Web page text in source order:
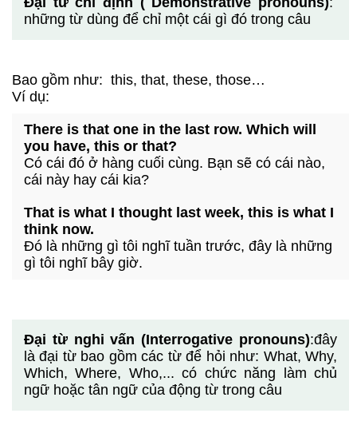
những từ dùng để chỉ một cái gì đó trong câu
Bao gồm như: this, that, these, those…
Ví dụ:
There is that one in the last row. Which will
you have, this or that?
Có cái đó ở hàng cuối cùng. Bạn sẽ có cái nào,
cái này hay cái kia?
That is what I thought last week, this is what I
think now.
Đó là những gì tôi nghĩ tuần trước, đây là những
gì tôi nghĩ bây giờ.
Đại từ nghi vấn (Interrogative pronouns):đây
là đại từ bao gồm các từ để hỏi như: What, Why,
Which, Where, Who,... có chức năng làm chủ
ngữ hoặc tân ngữ của động từ trong câu